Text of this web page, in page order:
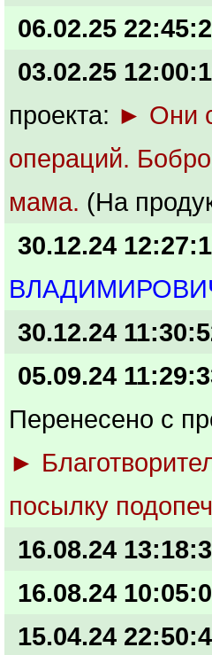
06.02.25
03.02.25
проекта: ► Они
операций.
мама. (На
30.12.24
30.12.24
05.09.24
Перенесено с
►
посылку
16.08.24
16.08.24
15.04.24